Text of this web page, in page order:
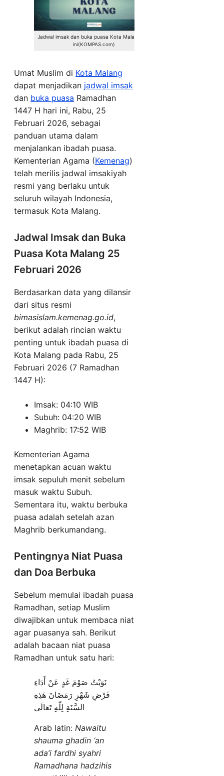
Jadwal imsak dan buka puasa Kota Malang hari
ini(KOMPAS.com)
Umat Muslim di Kota Malang
dapat menjadikan jadwal imsak
dan buka puasa Ramadhan
1447 H hari ini, Rabu, 25
Februari 2026, sebagai
panduan utama dalam
menjalankan ibadah puasa.
Kementerian Agama (Kemenag)
telah merilis jadwal imsakiyah
resmi yang berlaku untuk
seluruh wilayah Indonesia,
termasuk Kota Malang.
Jadwal Imsak dan Buka
Puasa Kota Malang 25
Februari 2026
Berdasarkan data yang dilansir
dari situs resmi
bimasislam.kemenag.go.id,
berikut adalah rincian waktu
penting untuk ibadah puasa di
Kota Malang pada Rabu, 25
Februari 2026 (7 Ramadhan
1447 H):
Imsak: 04:10 WIB
Subuh: 04:20 WIB
Maghrib: 17:52 WIB
Kementerian Agama
menetapkan acuan waktu
imsak sepuluh menit sebelum
masuk waktu Subuh.
Sementara itu, waktu berbuka
puasa adalah setelah azan
Maghrib berkumandang.
Pentingnya Niat Puasa
dan Doa Berbuka
Sebelum memulai ibadah puasa
Ramadhan, setiap Muslim
diwajibkan untuk membaca niat
agar puasanya sah. Berikut
adalah bacaan niat puasa
Ramadhan untuk satu hari:
نَوَيْتُ صَوْمَ غَدٍ عَنْ أَدَاءِ
فَرْضِ شَهْرِ رَمَضَانَ هَذِهِ
السَّنَةِ لِلّٰهِ تَعَالَى
Arab latin: Nawaitu
shauma ghadin ‘an
ada’i fardhi syahri
Ramadhana hadzihis